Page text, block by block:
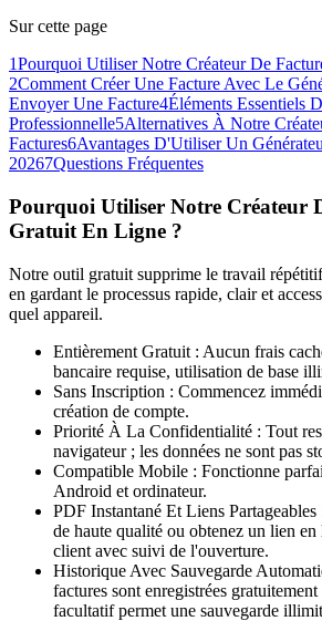
Sur cette page
1Pourquoi Utiliser Notre Créateur De
2Comment Créer Une Facture Avec Le
Envoyer Une Facture4Éléments Essentiels
Professionnelle5Alternatives À Notre
Factures6Avantages D'Utiliser Un
20267Questions Fréquentes
Pourquoi Utiliser Notre Créateur
Gratuit En Ligne ?
Notre outil gratuit supprime le travail
en gardant le processus rapide, clair et
quel appareil.
Entièrement Gratuit : Aucun frais
bancaire requise, utilisation de base
Sans Inscription : Commencez
création de compte.
Priorité À La Confidentialité : Tout
navigateur ; les données ne sont pas
Compatible Mobile : Fonctionne
Android et ordinateur.
PDF Instantané Et Liens
de haute qualité ou obtenez un lien
client avec suivi de l'ouverture.
Historique Avec Sauvegarde
factures sont enregistrées
facultatif permet une sauvegarde